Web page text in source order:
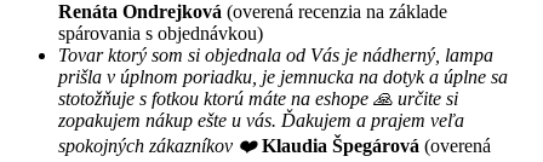
Renáta Ondrejková (overená recenzia na základe
spárovania s objednávkou)
Tovar ktorý som si objednala od Vás je nádherný, lampa
prišla v úplnom poriadku, je jemnucka na dotyk a úplne sa
stotožňuje s fotkou ktorú máte na eshope 🙏 určite si
zopakujem nákup ešte u vás. Ďakujem a prajem veľa
spokojných zákazníkov ❤️ Klaudia Špegárová (overená